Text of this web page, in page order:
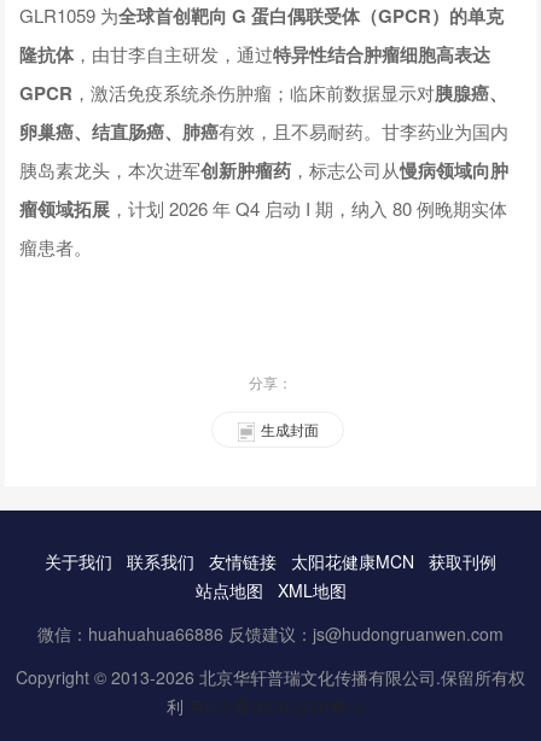
GLR1059 为全球首创靶向 G 蛋白偶联受体（GPCR）的单克
隆抗体，由甘李自主研发，通过特异性结合肿瘤细胞高表达
GPCR ，激活免疫系统杀伤肿瘤；临床前数据显示对胰腺癌、
卵巢癌、结直肠癌、肺癌有效，且不易耐药。甘李药业为国内
胰岛素龙头，本次进军创新肿瘤药 ，标志公司从慢病领域向肿
瘤领域拓展 ，计划 2026 年 Q4 启动 I 期，纳入 80 例晚期实体
瘤患者。
分享：
生成封面
关于我们 联系我们 友情链接 太阳花健康MCN
获取刊例
站点地图
XML地图
微信：huahuahua66886 反馈建议：js@hudongruanwen.com
Copyright © 2013-2026 北京华轩普瑞文化传播有限公司.保留所有权
利 京ICP备16061888号-3